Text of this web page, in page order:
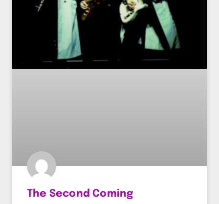
The Second Coming